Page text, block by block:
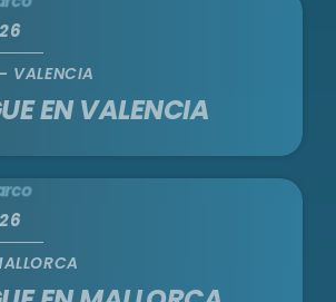
VALENCIA
EN VALENCIA